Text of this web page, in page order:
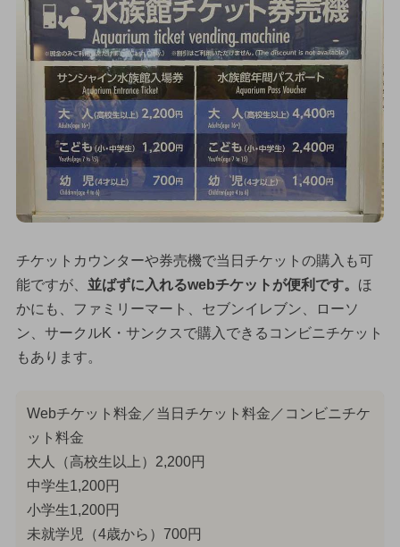
チケットカウンターや券売機で当日チケットの購入も可
能ですが、 並ばずに入れるwebチケットが便利です。 ほ
かにも、ファミリーマート、セブンイレブン、ローソ
ン、サークルK・サンクスで購入できるコンビニチケット
もあります。
Webチケット料金／当日チケット料金／コンビニチケ
ット料金
大人（高校生以上）2,200円
中学生1,200円
小学生1,200円
未就学児（4歳から）700円